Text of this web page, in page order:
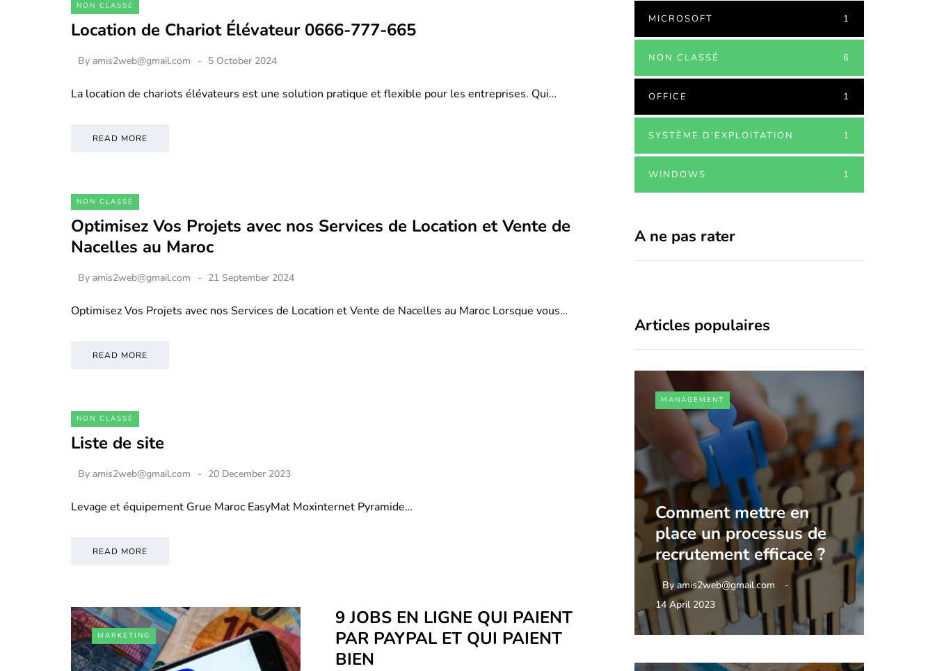
NON CLASSÉ
Location de Chariot Élévateur 0666-777-665
By amis2web@gmail.com 5 October 2024
La location de chariots élévateurs est une solution pratique et flexible pour les entreprises. Qui…
READ MORE
NON CLASSÉ
Optimisez Vos Projets avec nos Services de Location et Vente de
Nacelles au Maroc
By amis2web@gmail.com 21 September 2024
Optimisez Vos Projets avec nos Services de Location et Vente de Nacelles au Maroc Lorsque vous…
READ MORE
NON CLASSÉ
Liste de site
By amis2web@gmail.com 20 December 2023
Levage et équipement Grue Maroc EasyMat Moxinternet Pyramide…
READ MORE
MARKETING
9 JOBS EN LIGNE QUI PAIENT
PAR PAYPAL ET QUI PAIENT
BIEN
MICROSOFT 1
NON CLASSÉ 6
OFFICE 1
SYSTÈME D'EXPLOITATION 1
WINDOWS 1
A ne pas rater
Articles populaires
MANAGEMENT
Comment mettre en
place un processus de
recrutement efficace ?
Byamis2web@gmail.com
14 April 2023